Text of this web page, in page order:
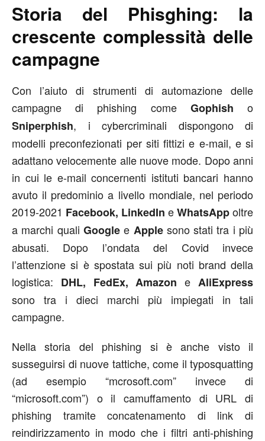
Storia del Phisghing: la
crescente complessità delle
campagne
Con l’aiuto di strumenti di automazione delle
campagne di phishing come Gophish o
Sniperphish, i cybercriminali dispongono di
modelli preconfezionati per siti fittizi e e-mail, e si
adattano velocemente alle nuove mode. Dopo anni
in cui le e-mail concernenti istituti bancari hanno
avuto il predominio a livello mondiale, nel periodo
2019-2021 Facebook, LinkedIn eWhatsAppoltre
a marchi quali Googlee Applesono stati tra i più
abusati. Dopo l’ondata del Covid invece
l’attenzione si è spostata sui più noti brand della
logistica: DHL, FedEx, Amazon eAliExpress
sono tra i dieci marchi più impiegati in tali
campagne.
Nella storia del phishing si è anche visto il
susseguirsi di nuove tattiche, come il typosquatting
(ad esempio “mcrosoft.com” invece di
“microsoft.com”) o il camuffamento di URL di
phishing tramite concatenamento di link di
reindirizzamento in modo che i filtri anti-phishing